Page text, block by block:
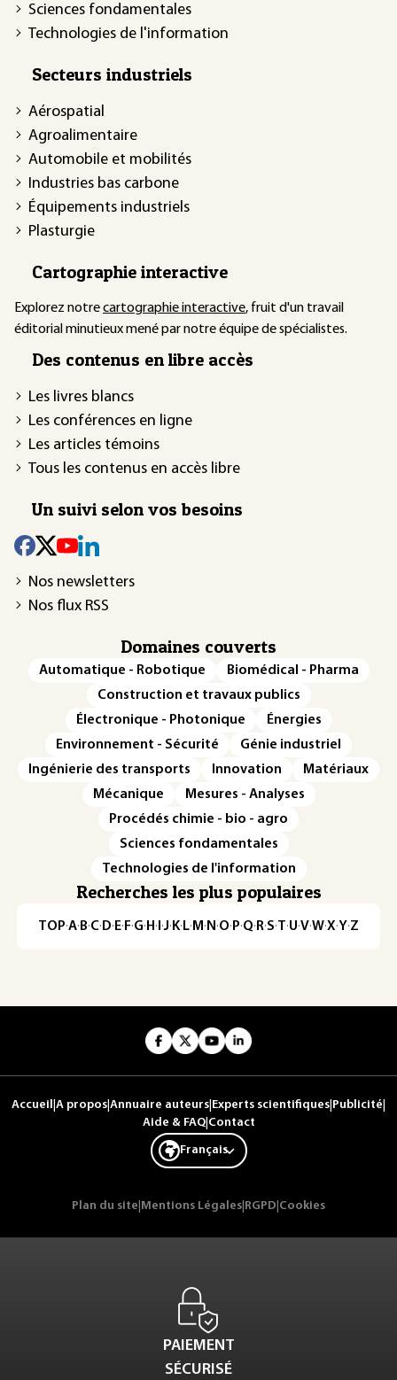
Sciences fondamentales
Technologies de l'information
Secteurs industriels
Aérospatial
Agroalimentaire
Automobile et mobilités
Industries bas carbone
Équipements industriels
Plasturgie
Cartographie interactive
Explorez notrecartographie interactive, fruit d'un travail
éditorial minutieux mené par notre équipe de spécialistes.
Des contenus en libre accès
Les livres blancs
Les conférences en ligne
Les articles témoins
Tous les contenus en accès libre
Un suivi selon vos besoins
Nos newsletters
Nos flux RSS
Domaines couverts
Automatique - Robotique
Biomédical - Pharma
Construction et travaux publics
Électronique - Photonique
Énergies
Environnement - Sécurité
Génie industriel
Ingénierie des transports
Innovation
Matériaux
Mécanique
Mesures - Analyses
Procédés chimie - bio - agro
Sciences fondamentales
Technologies de l'information
Recherches les plus populaires
TOP·A·B·C· D· E· F·G· H · ·J· K· L· M · N ·O· P·Q· R·S·T·U·V·W·X·Y·Z
Accueil A propos Annuaire auteurs Experts scientifiques Publicité
Aide & FAQ| Contact
Français
Plan du site Mentions Légales RGPD Cookies
PAIEMENT
SÉCURISÉ